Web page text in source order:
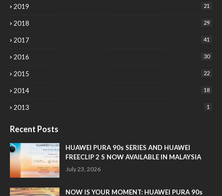
2019 21
2018 29
2017 41
2016 30
2015 22
2014 18
2013 1
Recent Posts
HUAWEI PURA 90s SERIES AND HUAWEI
FREECLIP 2 S NOW AVAILABLE IN MALAYSIA
July 23, 2026
NOW IS YOUR MOMENT: HUAWEI PURA 90s